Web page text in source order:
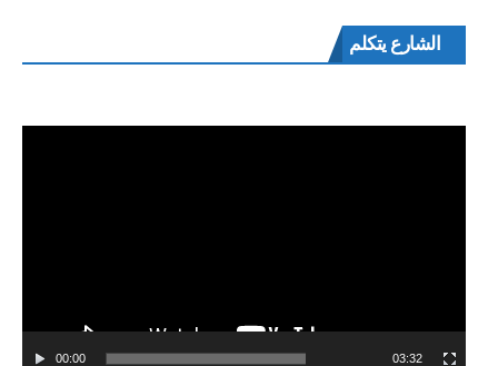
الشارع يتكلممشغل
الفيديو
00:00 03:32